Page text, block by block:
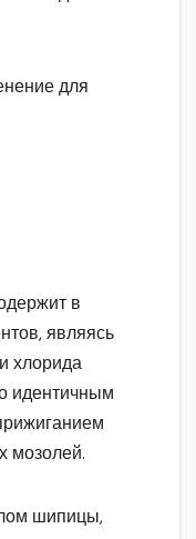
в
являясь
хлорида
идентичным
мозолей.
шипицы,